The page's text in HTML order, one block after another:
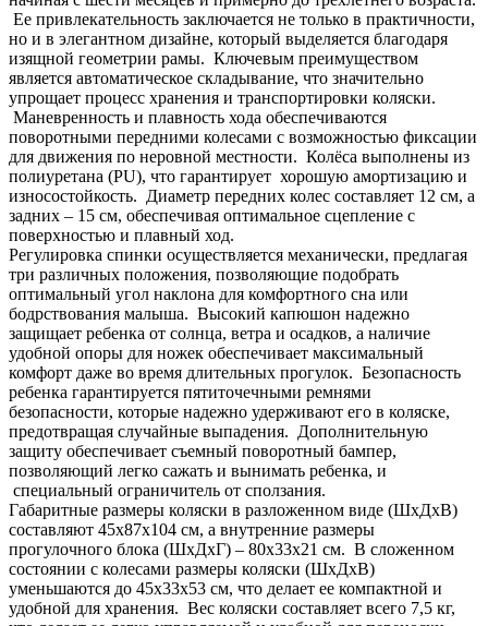
Ее привлекательность заключается не только в практичности,
но и в элегантном дизайне, который выделяется благодаря
изящной геометрии рамы. Ключевым преимуществом
является автоматическое складывание, что значительно
упрощает процесс хранения и транспортировки коляски.
Маневренность и плавность хода обеспечиваются
поворотными передними колесами с возможностью фиксации
для движения по неровной местности. Колёса выполнены из
полиуретана (PU), что гарантирует хорошую амортизацию и
износостойкость. Диаметр передних колес составляет 12 см, а
задних – 15 см, обеспечивая оптимальное сцепление с
поверхностью и плавный ход.
Регулировка спинки осуществляется механически, предлагая
три различных положения, позволяющие подобрать
оптимальный угол наклона для комфортного сна или
бодрствования малыша. Высокий капюшон надежно
защищает ребенка от солнца, ветра и осадков, а наличие
удобной опоры для ножек обеспечивает максимальный
комфорт даже во время длительных прогулок. Безопасность
ребенка гарантируется пятиточечными ремнями
безопасности, которые надежно удерживают его в коляске,
предотвращая случайные выпадения. Дополнительную
защиту обеспечивает съемный поворотный бампер,
позволяющий легко сажать и вынимать ребенка, и
специальный ограничитель от сползания.
Габаритные размеры коляски в разложенном виде (ШхДхВ)
составляют 45x87x104 см, а внутренние размеры
прогулочного блока (ШхДхГ) – 80x33x21 см. В сложенном
состоянии с колесами размеры коляски (ШхДхВ)
уменьшаются до 45x33x53 см, что делает ее компактной и
удобной для хранения. Вес коляски составляет всего 7,5 кг,